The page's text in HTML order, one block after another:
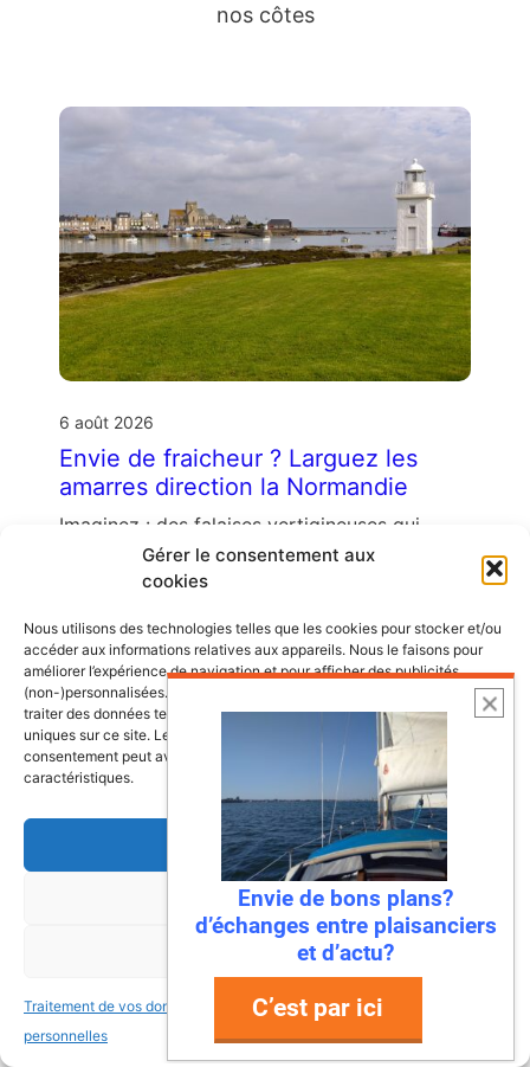
Gérer le consentement aux
cookies
Nous utilisons des technologies telles que les cookies pour stocker et/ou
accéder aux informations relatives aux appareils. Nous le faisons pour
améliorer l’expérience de navigation et pour afficher des publicités
(non-)personnalisées. Consentir à ces technologies nous autorisera à
traiter des données telles que le comportement de navigation ou les ID
uniques sur ce site. Le fait de ne pas consentir ou de retirer son
consentement peut avoir un effet négatif sur certaines fonctonnalités et
caractéristiques.
Accepter
Refuser
Voir les préférences
Traitement de vos données
personnelles
Traitement de vos données
personnelles
nos côtes
6 août 2026
Envie de fraicheur ? Larguez les
amarres direction la Normandie
Imaginez : des falaises vertigineuses qui
plongent dans une mer turquoise, des ports
de pêche colorés où l’on déguste des huîtres
Lire l’article
22 juillet 2026
Mandelieu-La Napoule : la première
Envie de bons plans?
d’échanges entre plaisanciers
et d’actu?
C’est par ici